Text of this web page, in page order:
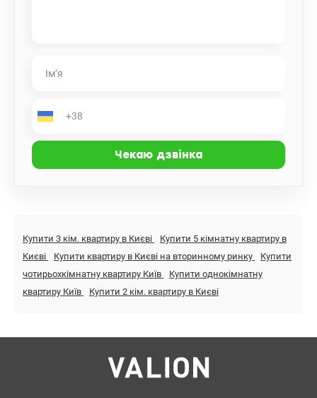
Купити 3 кім. квартиру в Києві
Купити 5 кімнатну квартиру в
Києві
Купити квартиру в Києві на вторинному ринку
Купити
чотирьохкімнатну квартиру Київ
Купити однокімнатну
квартиру Київ
Купити 2 кім. квартиру в Києві